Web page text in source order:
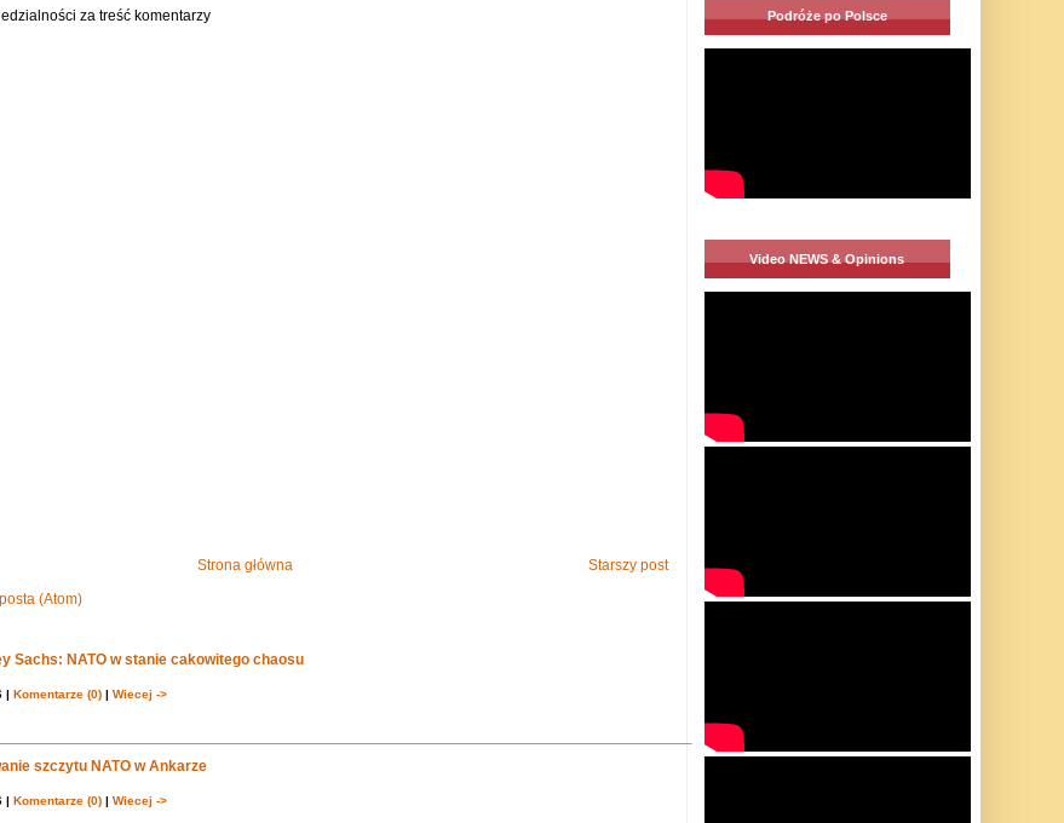
za treść komentarzy
Starszy post
Strona główna
(Atom)
Sachs: NATO w stanie cakowitego chaosu
| Komentarze (0)| Wiecej ->
szczytu NATO w Ankarze
| Komentarze (0)| Wiecej ->
Podróże po Polsce
Video NEWS & Opinions